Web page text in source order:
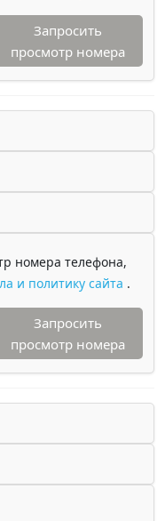
Запросить
просмотр номера
номера телефона,
и политику сайта .
Запросить
просмотр номера